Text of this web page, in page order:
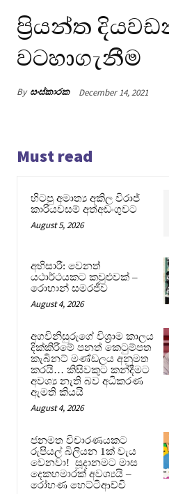
ප්‍රියන්ත
වටහාගැනීම
By සංස්කාරක December 14, 2021
Must read
හිටපු අමාත්‍ය අකිල විරාජ්
කාරියවසම් අත්අඩංගුවට
August 5, 2026
අභිසාරී: වෙනත්
යථාර්ථයකට කවුළුවක් –
රොහාන් සමරජීව
August 4, 2026
අගවිනිසුරුගේ විශ්‍රාම කාලය
දික්කිරීමේ පනත් කෙටුම්පත
කැබිනට් මණ්ඩලය අනුමත
කරයි… කිසිවකුට කන්දීමට
අවශ්‍ය නැති බව අධිකරණ
ඇමති කියයි
August 4, 2026
ජනමත විචාරණයකට
රුපියල් බිලියන 1ක් වැය
වෙනවා! සූදානමට මාස
දෙකහමාරක් අවශ්‍යයි –
රෝහණ හෙට්ටිආච්චි